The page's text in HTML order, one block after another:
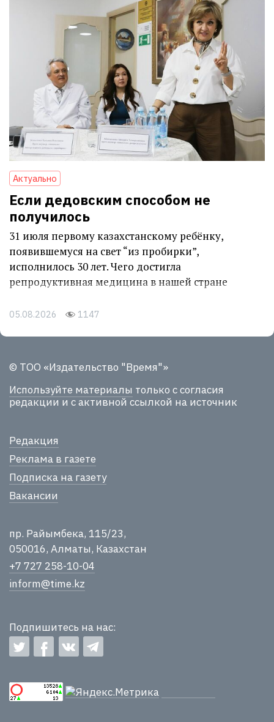
Актуально
Если дедовским способом не
получилось
31 июля первому казахстанскому ребёнку,
появившемуся на свет “из пробирки”,
исполнилось 30 лет. Чего достигла
репродуктивная медицина в нашей стране
05.08.2026 1147
© ТОО «Издательство "Время"»
Используйте материалы только с согласия
редакции и с активной ссылкой на источник
Редакция
Реклама в газете
Подписка на газету
Вакансии
пр. Райымбека, 115/23,
050016, Алматы, Казахстан
+7 727 258-10-04
inform@time.kz
Подпишитесь на нас: